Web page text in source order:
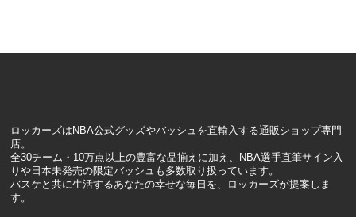
ロッカーズはNBA公式グッズやバッシュを直輸入する通販ショップ専門
店。
全30チーム・10万点以上の豊富な品揃えに加え、NBA選手直筆サイン入
りや日本未発売の限定バッシュも多数取り扱っています。
バスケと共に生活するあなたの幸せな毎日を、ロッカーズが提案しま
す。